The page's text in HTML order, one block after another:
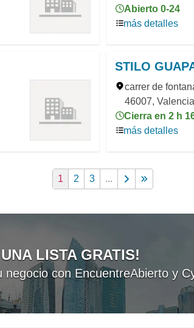
Abierto 0-24
más detalles
STILO
carrer de
46007,
Cierra en 2 h
más detalles
1 2 3 ...
LISTA GRATIS!
con EncuentreAbierto y